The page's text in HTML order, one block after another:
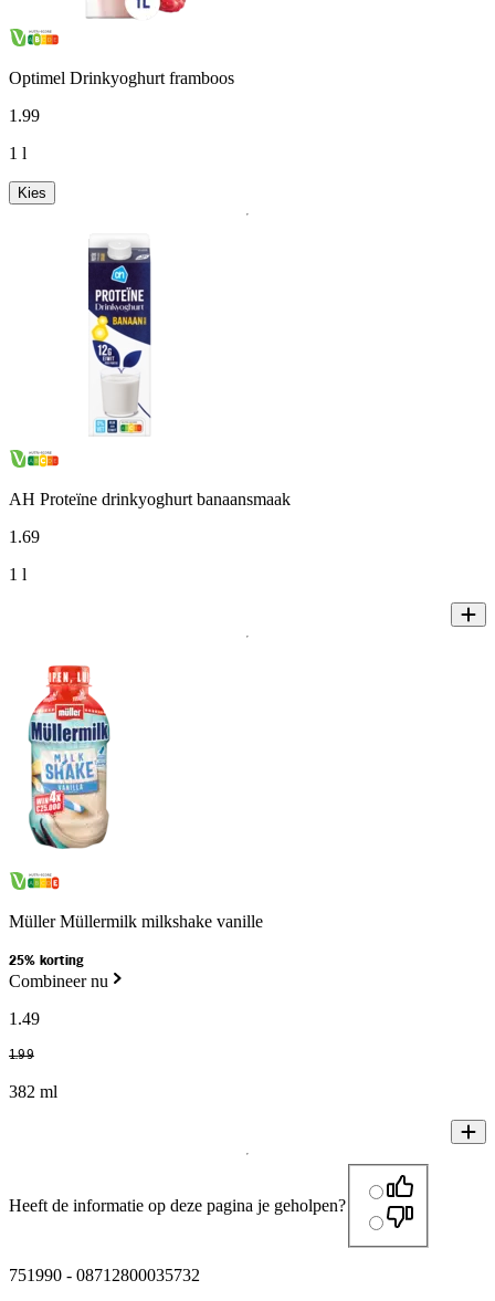
Optimel Drinkyoghurt framboos
1 .99
1 l
Kies
AH Proteïne drinkyoghurt banaansmaak
1 .69
1 l
Müller Müllermilk milkshake vanille
25% korting
Combineer nu
1 .49
1.99
382 ml
Heeft de informatie op deze pagina je geholpen?
751990 - 08712800035732